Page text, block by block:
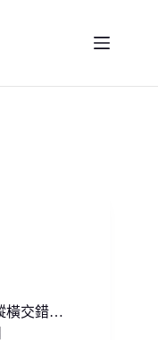
橫交錯…